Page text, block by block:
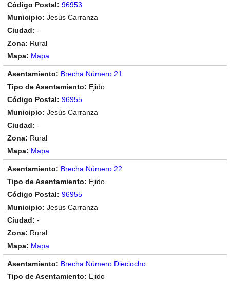
96953
Jesús Carranza
-
Rural
Mapa
Brecha Número 21
Ejido
96955
Jesús Carranza
-
Rural
Mapa
Brecha Número 22
Ejido
96955
Jesús Carranza
-
Rural
Mapa
Brecha Número Dieciocho
Ejido